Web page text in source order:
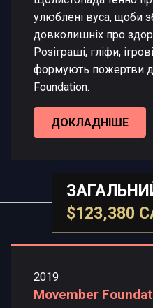
улюблені вуса, щоби
довколишніх про
Розіграші, гліфи,
формують пожертви
Foundation.
ДОКЛАДНІШЕ
$123,380
2019
Movember